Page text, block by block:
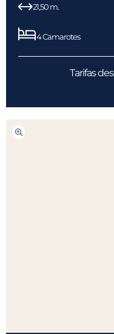
21,50 m.
4 Camarotes
Tarifas